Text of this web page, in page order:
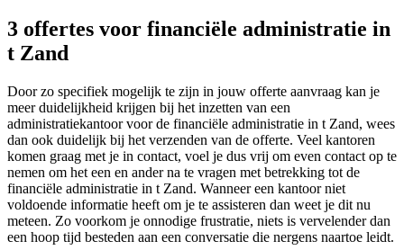
3 offertes voor financiële administratie in
t Zand
Door zo specifiek mogelijk te zijn in jouw offerte aanvraag kan je
meer duidelijkheid krijgen bij het inzetten van een
administratiekantoor voor de financiële administratie in t Zand, wees
dan ook duidelijk bij het verzenden van de offerte. Veel kantoren
komen graag met je in contact, voel je dus vrij om even contact op te
nemen om het een en ander na te vragen met betrekking tot de
financiële administratie in t Zand. Wanneer een kantoor niet
voldoende informatie heeft om je te assisteren dan weet je dit nu
meteen. Zo voorkom je onnodige frustratie, niets is vervelender dan
een hoop tijd besteden aan een conversatie die nergens naartoe leidt.